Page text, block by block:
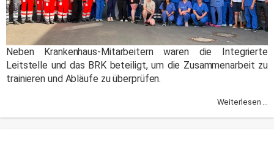
Neben Krankenhaus-Mitarbeitern waren die Integrierte
Leitstelle und das BRK beteiligt, um die Zusammenarbeit zu
trainieren und Abläufe zu überprüfen.
Weiterlesen ...